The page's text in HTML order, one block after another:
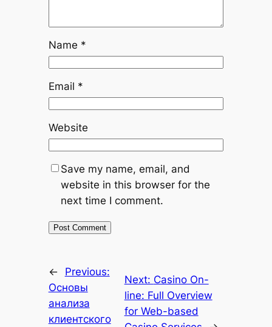
Name *
Email *
Website
Save my name, email, and
website in this browser for the
next time I comment.
←
Previous:
Основы
анализа
клиентского
Next: Casino On-
line: Full Overview
for Web-based